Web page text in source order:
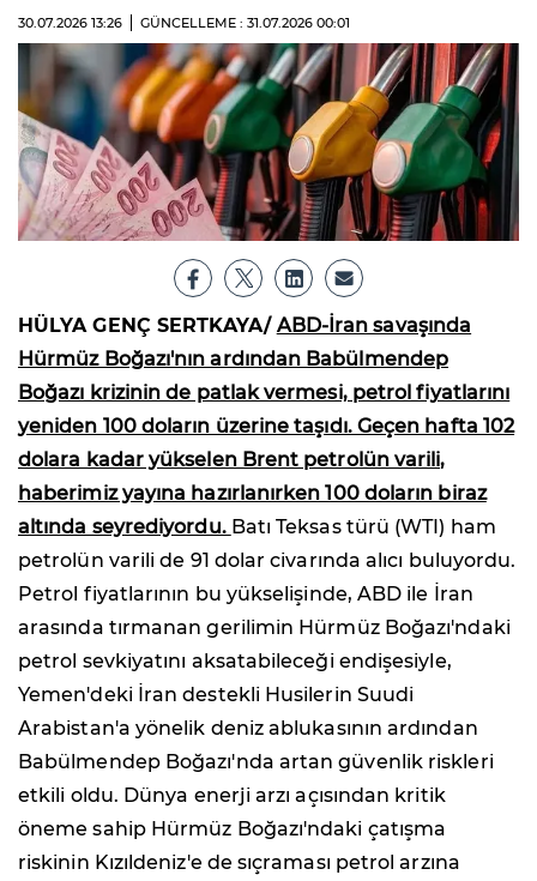
30.07.2026 13:26 GÜNCELLEME : 31.07.2026 00:01
HÜLYA GENÇ SERTKAYA/ ABD-İran savaşında
Hürmüz Boğazı'nın ardından Babülmendep
Boğazı krizinin de patlak vermesi, petrol fiyatlarını
yeniden 100 doların üzerine taşıdı. Geçen hafta 102
dolara kadar yükselen Brent petrolün varili,
haberimiz yayına hazırlanırken 100 doların biraz
altında seyrediyordu. Batı Teksas türü (WTI) ham
petrolün varili de 91 dolar civarında alıcı buluyordu.
Petrol fiyatlarının bu yükselişinde, ABD ile İran
arasında tırmanan gerilimin Hürmüz Boğazı'ndaki
petrol sevkiyatını aksatabileceği endişesiyle,
Yemen'deki İran destekli Husilerin Suudi
Arabistan'a yönelik deniz ablukasının ardından
Babülmendep Boğazı'nda artan güvenlik riskleri
etkili oldu. Dünya enerji arzı açısından kritik
öneme sahip Hürmüz Boğazı'ndaki çatışma
riskinin Kızıldeniz'e de sıçraması petrol arzına